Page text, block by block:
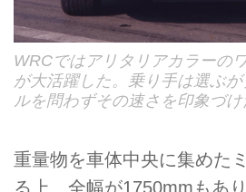
WRCではアリタリアカラーの
が大活躍した。乗り手は選ぶ
ルを問わずその速さを印象づけ
重量物を車体中央に集めた
る上、全幅が1750mmもあ